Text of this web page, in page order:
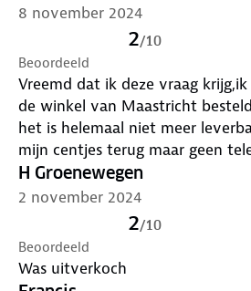
8 november 2024
2/10
Beoordeeld
Vreemd dat ik deze vraag
de winkel van Maastricht
het is helemaal niet meer
mijn centjes terug maar geen
H Groenewegen
2 november 2024
2/10
Beoordeeld
Was uitverkoch